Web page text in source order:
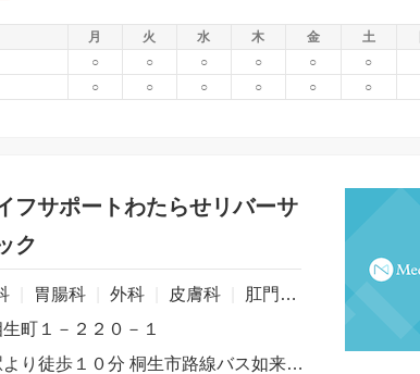
月 火 水 木 金 土
○ ○ ○ ○ ○ ○
○ ○ ○ ○ ○ ○
フサポートわたらせリバーサ
ク
胃腸科 外科 皮膚科 肛門科
町１－２２０－１
東武線新桐生駅より徒歩１０分 桐生市路線バス如来堂バス停すぐ